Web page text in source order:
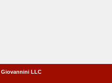
Giovannini LLC